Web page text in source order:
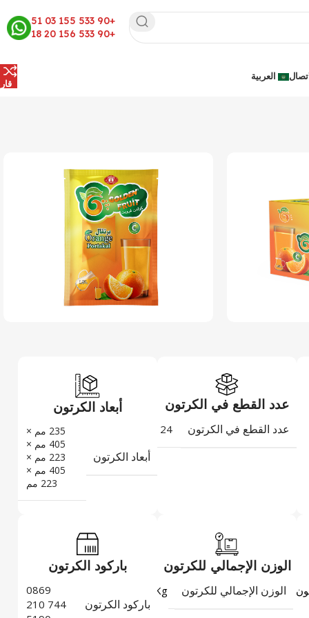
+90 533 155 03 51
+90 533 156 20 18
العربية
عدد القطع في الكرتون
عدد القطع في الكرتون 24
أبعاد الكرتون
أبعاد الكرتون
235 مم ×
405 مم ×
223 مم ×
405 مم ×
223 مم
الوزن الإجمالي للكرتون
الوزن الإجمالي للكرتون 6,96
Kg
باركود الكرتون
باركود الكرتون
0869
744 210